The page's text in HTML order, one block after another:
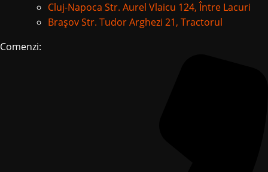
Cluj-Napoca Str. Aurel Vlaicu 124, Între Lacuri
BrașovStr. Tudor Arghezi 21, Tractorul
Comenzi: